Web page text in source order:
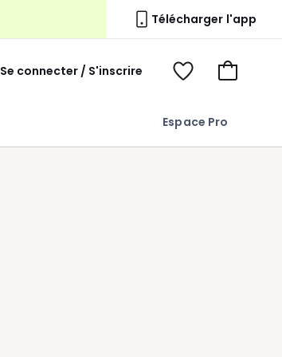
Télécharger l'app
Espace Pro
Se connecter / S'inscrire
Mon
Voir
Voir